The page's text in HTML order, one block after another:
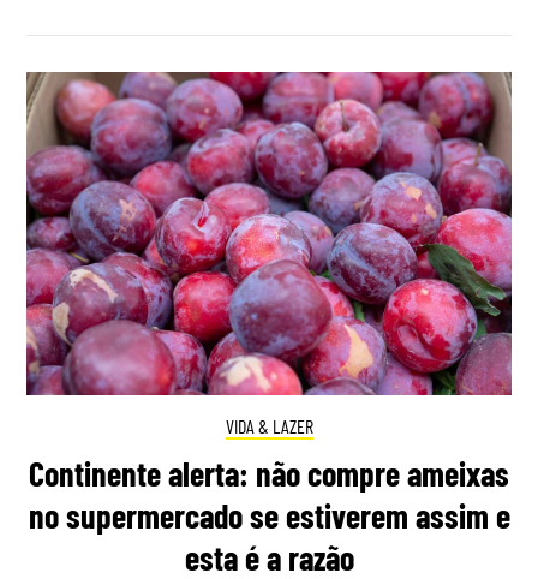
VIDA & LAZER
Continente alerta: não compre ameixas
no supermercado se estiverem assim e
esta é a razão